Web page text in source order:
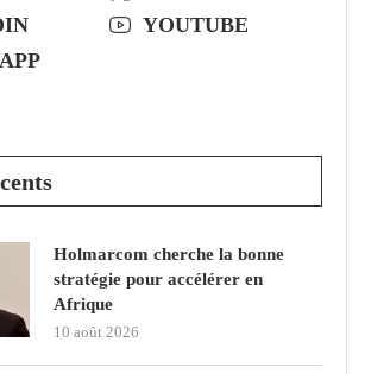
YOUTUBE
Holmarcom cherche la bonne
stratégie pour accélérer en
Afrique
10 août 2026